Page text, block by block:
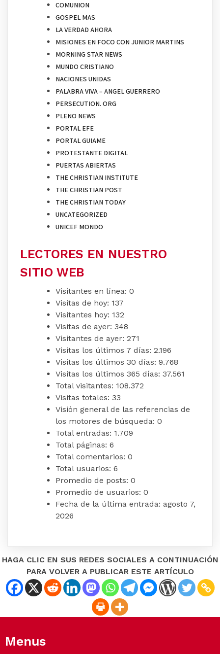
COMUNION
GOSPEL MAS
LA VERDAD AHORA
MISIONES EN FOCO CON JUNIOR MARTINS
MORNING STAR NEWS
MUNDO CRISTIANO
NACIONES UNIDAS
PALABRA VIVA – ANGEL GUERRERO
PERSECUTION. ORG
PLENO NEWS
PORTAL EFE
PORTAL GUIAME
PROTESTANTE DIGITAL
PUERTAS ABIERTAS
THE CHRISTIAN INSTITUTE
THE CHRISTIAN POST
THE CHRISTIAN TODAY
UNCATEGORIZED
UNICEF MONDO
LECTORES EN NUESTRO
SITIO WEB
Visitantes en línea: 0
Visitas de hoy: 137
Visitantes hoy: 132
Visitas de ayer: 348
Visitantes de ayer: 271
Visitas los últimos 7 días: 2.196
Visitas los últimos 30 días: 9.768
Visitas los últimos 365 días: 37.561
Total visitantes: 108.372
Visitas totales: 33
Visión general de las referencias de
los motores de búsqueda: 0
Total entradas: 1.709
Total páginas: 6
Total comentarios: 0
Total usuarios: 6
Promedio de posts: 0
Promedio de usuarios: 0
Fecha de la última entrada: agosto 7,
2026
HAGA CLIC EN SUS REDES SOCIALES A CONTINUACIÓN
PARA VOLVER A PUBLICAR ESTE ARTÍCULO
Menus